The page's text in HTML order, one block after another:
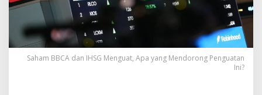
Saham BBCA dan IHSG Menguat, Apa yang Mendorong Penguatan
Ini?